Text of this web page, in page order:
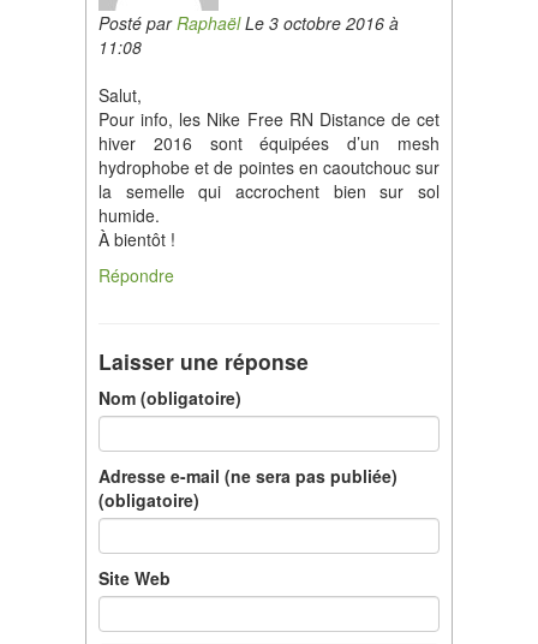
Posté parRaphaëlLe 3 octobre 2016 à
11:08
Salut,
Pour info, les Nike Free RN Distance de cet
hiver 2016 sont équipées d’un mesh
hydrophobe et de pointes en caoutchouc sur
la semelle qui accrochent bien sur sol
humide.
À bientôt !
Répondre
Laisser une réponse
Nom (obligatoire)
Adresse e-mail (ne sera pas publiée)
(obligatoire)
Site Web